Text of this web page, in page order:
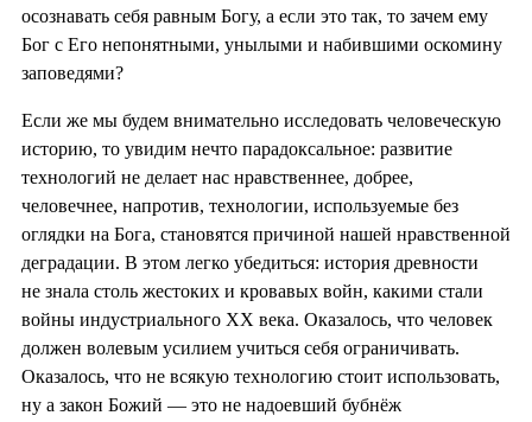
осознавать себя равным Богу, а если это так, то зачем ему
Бог с Его непонятными, унылыми и набившими оскомину
заповедями?
Если же мы будем внимательно исследовать человеческую
историю, то увидим нечто парадоксальное: развитие
технологий не делает нас нравственнее, добрее,
человечнее, напротив, технологии, используемые без
оглядки на Бога, становятся причиной нашей нравственной
деградации. В этом легко убедиться: история древности
не знала столь жестоких и кровавых войн, какими стали
войны индустриального XX века. Оказалось, что человек
должен волевым усилием учиться себя ограничивать.
Оказалось, что не всякую технологию стоит использовать,
ну а закон Божий — это не надоевший бубнёж